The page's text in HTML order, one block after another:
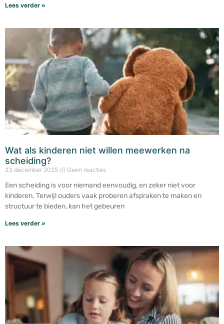
Lees verder »
Wat als kinderen niet willen meewerken na
scheiding?
23 december 2025 Geen reacties
Een scheiding is voor niemand eenvoudig, en zeker niet voor
kinderen. Terwijl ouders vaak proberen afspraken te maken en
structuur te bieden, kan het gebeuren
Lees verder »